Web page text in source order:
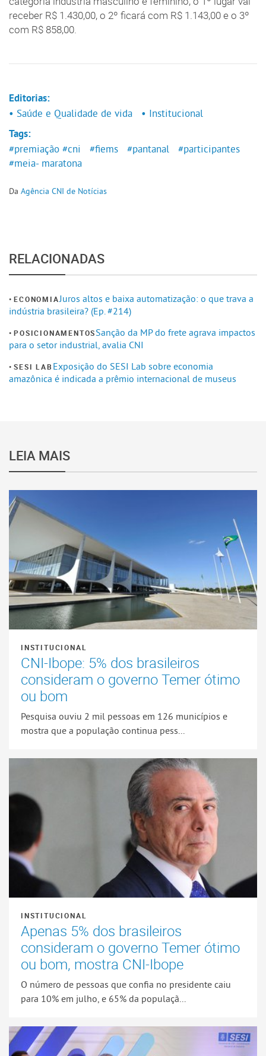
receber R$ 1.430,00, o 2º ficará com R$ 1.143,00 e o 3º
com R$ 858,00.
Editorias:
• Saúde e Qualidade de vida
• Institucional
Tags:
#premiação #cni #fiems #pantanal
#participantes
#meia- maratona
Da Agência CNI de Notícias
RELACIONADAS
ECONOMIAJuros altos e baixa automatização: o que trava a
indústria brasileira? (Ep. #214)
POSICIONAMENTOSSanção da MP do frete agrava impactos
para o setor industrial, avalia CNI
SESI LAB Exposição do SESI Lab sobre economia
amazônica é indicada a prêmio internacional de museus
LEIA MAIS
INSTITUCIONAL
CNI-Ibope: 5% dos brasileiros
consideram o governo Temer ótimo
ou bom
Pesquisa ouviu 2 mil pessoas em 126 municípios e
mostra que a população continua pess...
INSTITUCIONAL
Apenas 5% dos brasileiros
consideram o governo Temer ótimo
ou bom, mostra CNI-Ibope
O número de pessoas que confia no presidente caiu
para 10% em julho, e 65% da populaçã...